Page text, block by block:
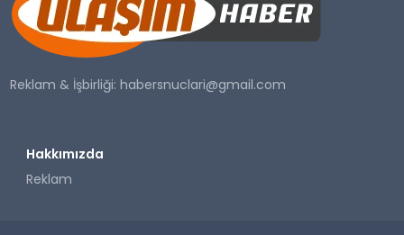
SAĞLIK
YAŞAM
Reklam & İşbirliği:habersnuclari@gmail.com
Hakkımızda
Reklam